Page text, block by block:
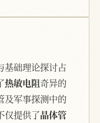
基础理论探讨占
热敏电阻奇异的
及军事探测中的
仅提供了晶体管